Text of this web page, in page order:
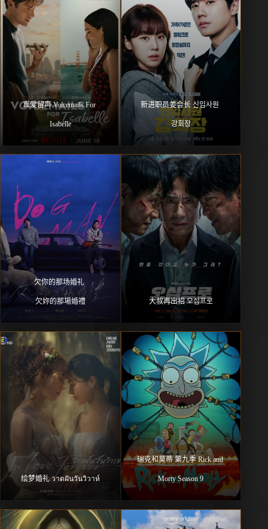
真爱留声 Voicemails For
Isabelle
新进职员姜会长 신입사원
강회장
欠你的那场婚礼
欠妳的那場婚禮 大叔再出招 오십프로
绘梦婚礼 วาดฝันวันวิวาห์
瑞克和莫蒂 第九季 Rick and
Morty Season 9